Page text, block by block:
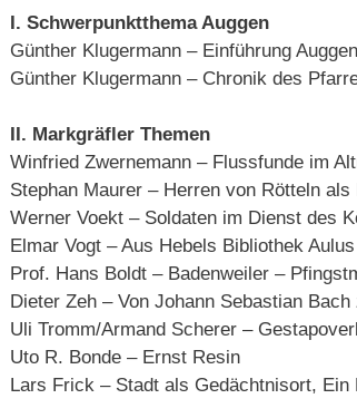
I. Schwerpunktthema Auggen
Günther Klugermann – Einführung Auggen
Günther Klugermann – Chronik des
II. Markgräfler Themen
Winfried Zwernemann – Flussfunde im
Stephan Maurer – Herren von Rötteln als
Werner Voekt – Soldaten im Dienst des
Elmar Vogt – Aus Hebels Bibliothek
Prof. Hans Boldt – Badenweiler –
Dieter Zeh – Von Johann Sebastian
Uli Tromm/Armand Scherer –
Uto R. Bonde – Ernst Resin
Lars Frick – Stadt als Gedächtnisort,